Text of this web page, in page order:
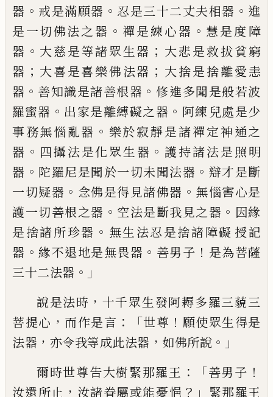
器 。 戒是滿願器 。 忍是三十二丈夫相器 。 進
是一切佛法之器 。 禪是練心器 。 慧是度障
器 。 大慈是等諸眾生器 ； 大悲是救拔貧窮
器 ； 大喜是喜樂佛法器 ； 大捨是捨離愛恚
器 。 善知識是諸善根器 。 修進多聞是般若波
羅蜜器 。 出家是離縛礙之器 。 阿練 兒處是少
事務無惱亂器 。 樂於寂靜是諸禪定神通之
器 。 四攝法是化眾生器 。 護持諸法是照明
器 。 陀羅尼是聞於一切未聞法器 。 辯才是斷
一切疑器 。 念佛是得 見諸佛器 。 無惱害心是
護一切善根之器 。 空法是斷我見之器 。 因緣
是捨諸所珍器 。 無生 法忍是捨諸障礙 授記
器 。 緣不退地是無畏器 。 善男子 ！ 是為菩薩
三十二法器 。」
說是法時 ， 十千眾生發阿耨多羅三藐三
菩提心 ， 而作是言 ：「世尊 ！ 願使眾生得是
法器 ， 亦令我等成此法器 ， 如佛所說 。」
爾時世尊告大樹緊那羅王 ：「善男子 ！
汝還所止 ， 汝諸眷屬或能憂悒 ？」
緊那羅王